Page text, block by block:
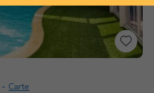
Carte